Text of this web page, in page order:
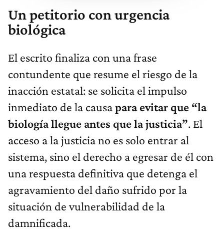
Un petitorio con urgencia
biológica
El escrito finaliza con una frase
contundente que resume el riesgo de la
inacción estatal: se solicita el impulso
inmediato de la causapara evitar que “la
biología llegue antes que la justicia”. El
acceso a la justicia no es solo entrar al
sistema, sino el derecho a egresar de él con
una respuesta definitiva que detenga el
agravamiento del daño sufrido por la
situación de vulnerabilidad de la
damnificada.